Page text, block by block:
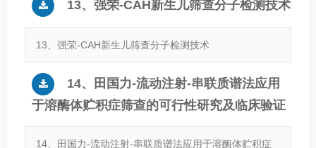
13、强荣-CAH新生儿筛查分子检测技术
13、强荣-CAH新生儿筛查分子检测技术
14、田国力-流动注射-串联质谱法应用
于溶酶体贮积症筛查的可行性研究及临床验证
14、田国力-流动注射-串联质谱法应用于溶酶体贮积症